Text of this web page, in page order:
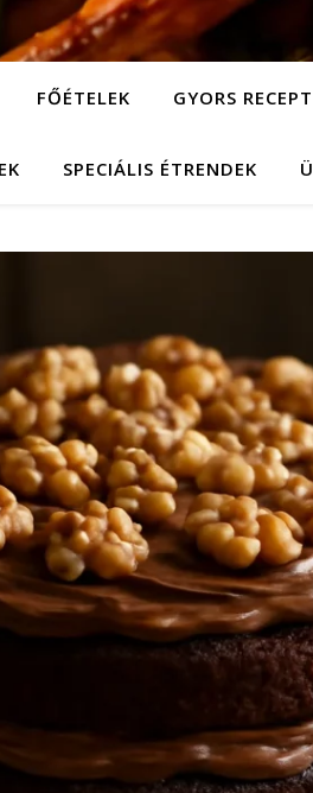
FŐÉTELEK GYORS
SPECIÁLIS ÉTRENDEK